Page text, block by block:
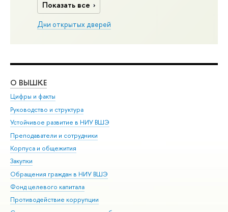
Показать все
Дни открытых дверей
О ВЫШКЕ
Цифры и факты
Руководство и структура
Устойчивое развитие в НИУ ВШЭ
Преподаватели и сотрудники
Корпуса и общежития
Закупки
Обращения граждан в НИУ ВШЭ
Фонд целевого капитала
Противодействие коррупции